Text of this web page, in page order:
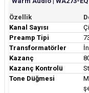
Özellik
Kanal Sayısı
Preamp Tipi
Transformatörler
Kazanç
Kazanç Kontrolü
Tone Düğmesi